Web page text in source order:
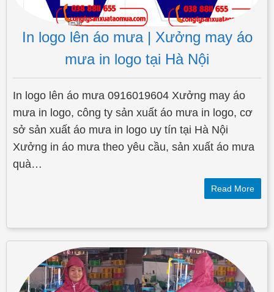
In logo lên áo mưa | Xưởng may áo
mưa in logo tại Hà Nội
In logo lên áo mưa 0916019604 Xưởng may áo
mưa in logo, công ty sản xuất áo mưa in logo, cơ
sở sản xuất áo mưa in logo uy tín tại Hà Nội
Xưởng in áo mưa theo yêu cầu, sản xuất áo mưa
quà…
Read More